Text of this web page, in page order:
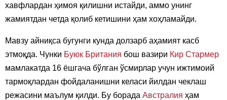
хавфлардан ҳимоя қилишни истайди, аммо унинг
жамиятдан четда қолиб кетишини ҳам хоҳламайди.
Мавзу айниқса бугунги кунда долзарб аҳамият касб
этмоқда. Чунки Буюк Британия бош вазири Кир Стармер
мамлакатда 16 ёшгача бўлган ўсмирлар учун ижтимоий
тармоқлардан фойдаланишни келаси йилдан чеклаш
режасини маълум қилди. Бу борада Австралия ҳам